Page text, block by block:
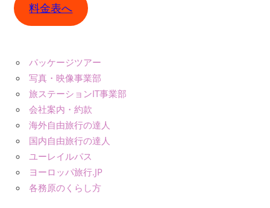
料金表へ
パッケージツアー
写真・映像事業部
旅ステーションIT事業部
会社案内・約款
海外自由旅行の達人
国内自由旅行の達人
ユーレイルパス
ヨーロッパ旅行.JP
各務原のくらし方